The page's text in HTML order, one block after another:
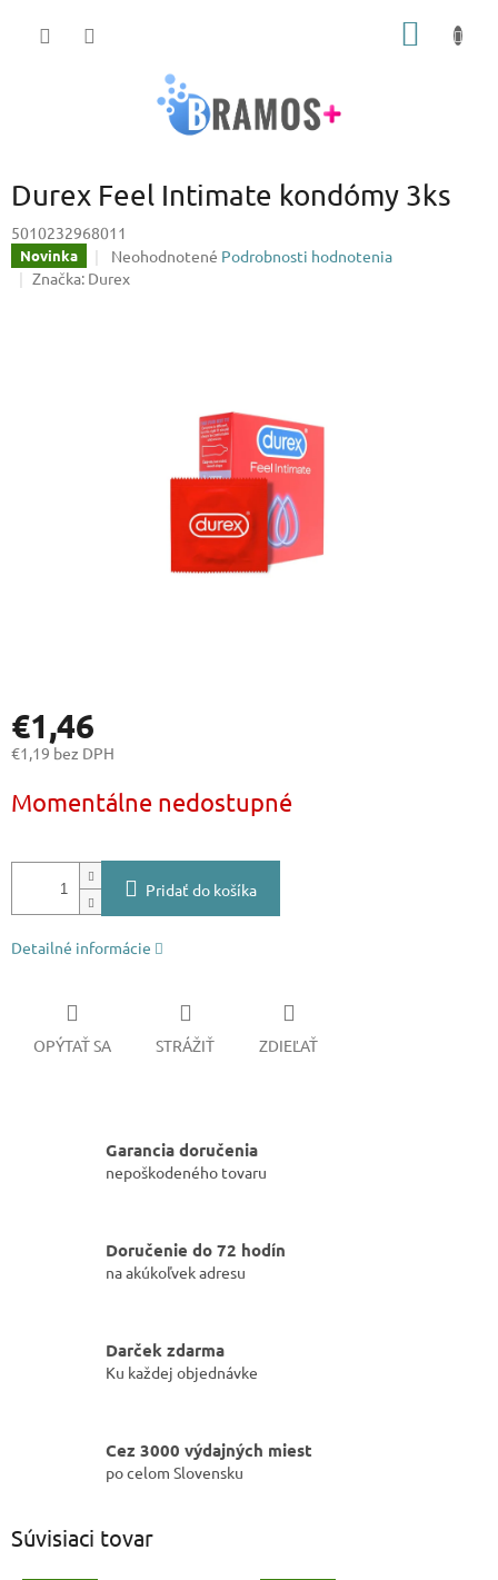
Durex Feel Intimate kondómy 3ks
5010232968011
Novinka
Priemerné
hodnotenie
Neohodnotené Podrobnosti hodnotenia
Značka: Durex
€1,46
€1,19 bez DPH
cena:
Momentálne nedostupné
Pridať do košíka
Detailné informácie
OPÝTAŤ SA STRÁŽIŤ ZDIEĽAŤ
Garancia doručenia
nepoškodeného tovaru
Doručenie do 72 hodín
na akúkoľvek adresu
Darček zdarma
Ku každej objednávke
Cez 3000 výdajných miest
po celom Slovensku
Súvisiaci tovar